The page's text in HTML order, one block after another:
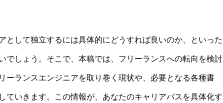
として独立するには具体的にどうすれば良いのか、といった
でしょう。そこで、本稿では、フリーランスへの転向を検討
ーランスエンジニアを取り巻く現状や、必要となる各種書
ていきます。この情報が、あなたのキャリアパスを具体化す